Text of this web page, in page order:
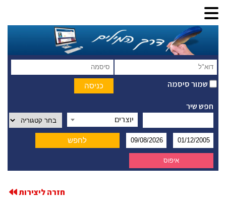
שמור סיסמה
חפש שיר
יוצרים
חזרה ליצירות